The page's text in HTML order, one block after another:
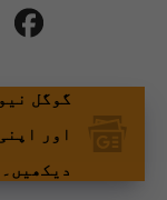
گوگل
اور
دیکھیں۔